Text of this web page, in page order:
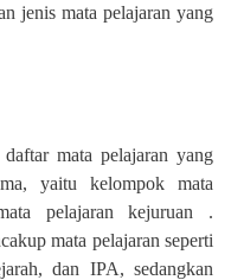
jenis mata pelajaran yang
mata pelajaran yang
yaitu kelompok mata
pelajaran kejuruan .
mata pelajaran seperti
dan IPA, sedangkan